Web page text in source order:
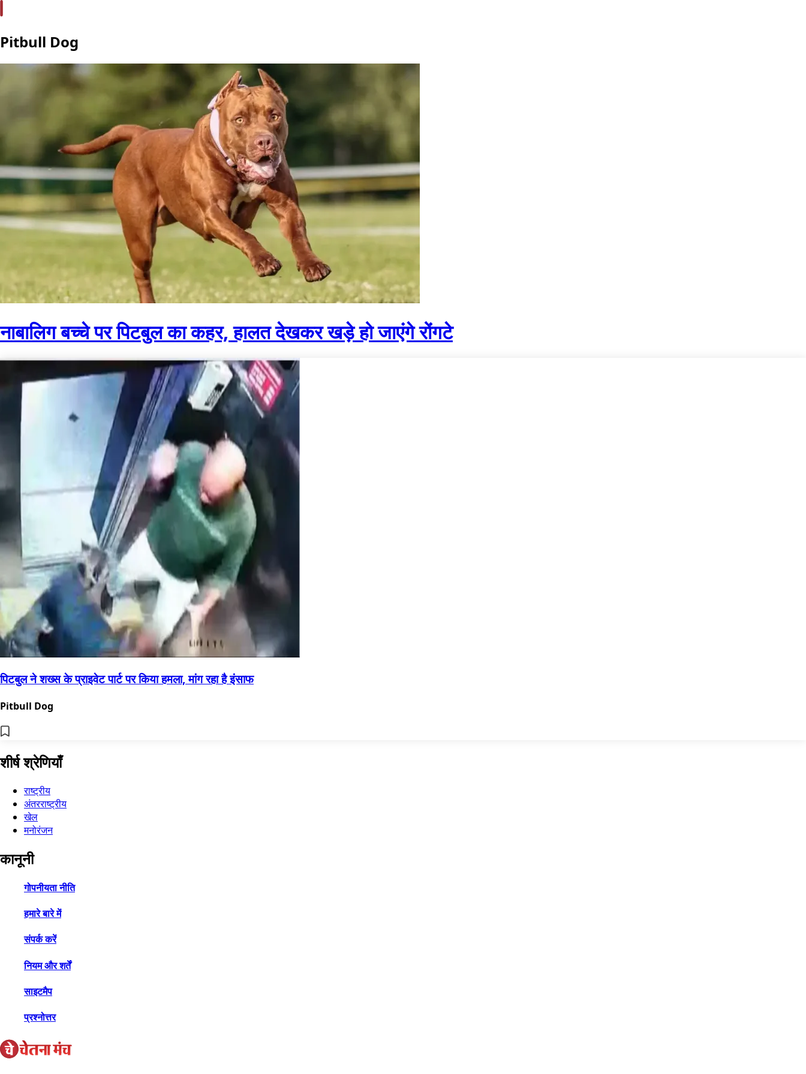
Pitbull Dog
नाबालिग बच्चे पर पिटबुल का कहर, हालत देखकर खड़े हो जाएंगे रोंगटे
पिटबुल ने शख्स के प्राइवेट पार्ट पर किया हमला, मांग रहा है इंसाफ
Pitbull Dog
शीर्ष श्रेणियाँ
राष्ट्रीय
अंतरराष्ट्रीय
खेल
मनोरंजन
कानूनी
गोपनीयता नीति
हमारे बारे में
संपर्क करें
नियम और शर्तें
साइटमैप
प्रश्नोत्तर